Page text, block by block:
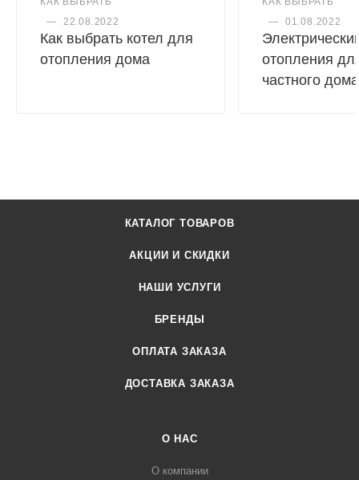
—
22.08.2022
Как выбрать котел для
отопления дома
—
01.08.2022
отопления
частного дома
КАТАЛОГ ТОВАРОВ
АКЦИИ И СКИДКИ
НАШИ УСЛУГИ
БРЕНДЫ
ОПЛАТА ЗАКАЗА
ДОСТАВКА ЗАКАЗА
О НАС
О компании